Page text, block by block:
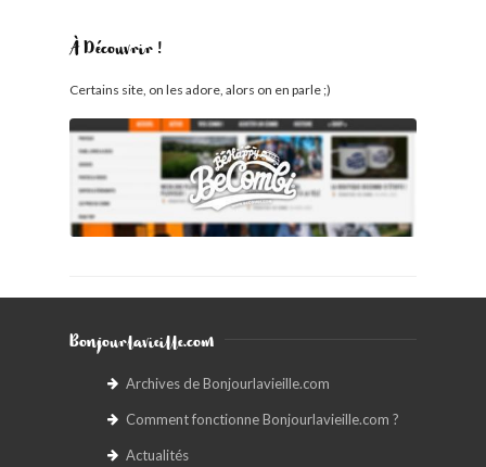
À Découvrir !
Certains site, on les adore, alors on en parle ;)
Bonjourlavieille.com
Archives de Bonjourlavieille.com
Comment fonctionne Bonjourlavieille.com ?
Actualités